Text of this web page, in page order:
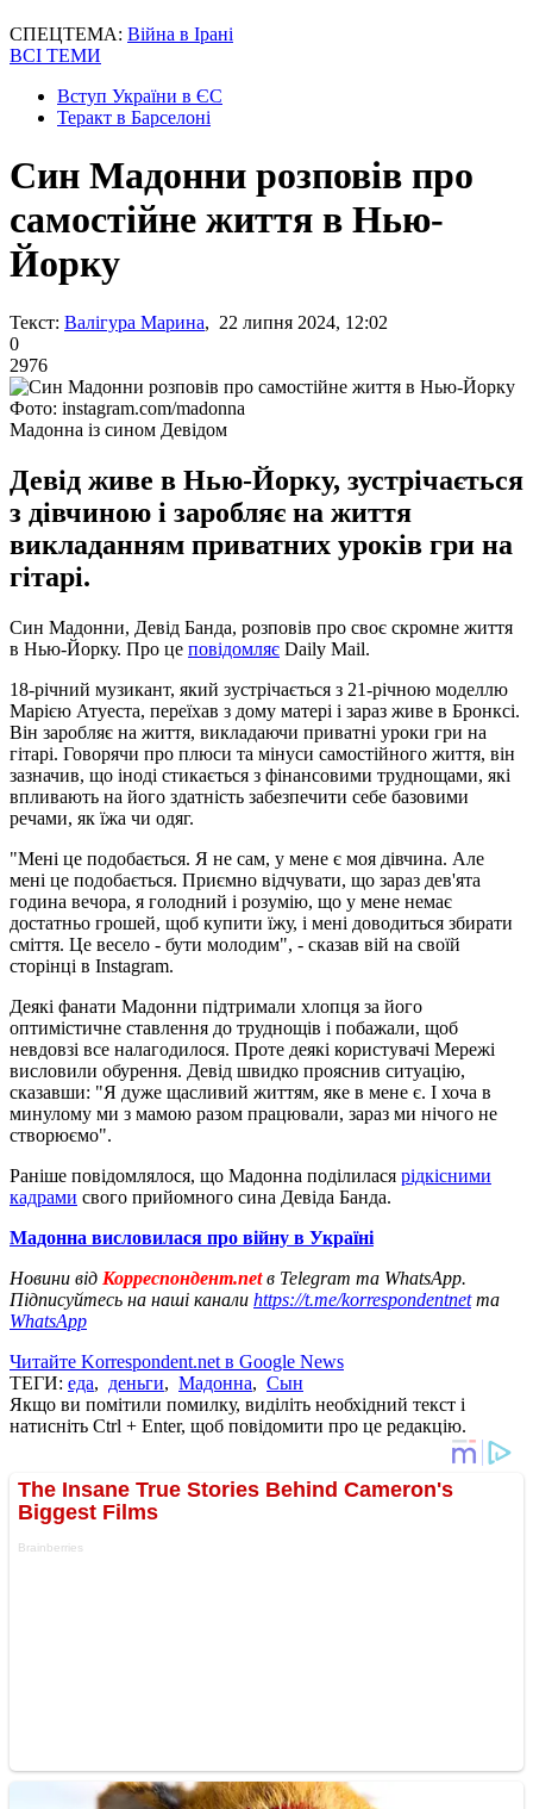
СПЕЦТЕМА: Війна в Ірані
ВСІ ТЕМИ
Вступ України в ЄС
Теракт в Барселоні
Син Мадонни розповів про
самостійне життя в Нью-
Йорку
Текст: Валігура Марина, 22 липня 2024, 12:02
0
2976
Фото: instagram.com/madonna
Мадонна із сином Девідом
Девід живе в Нью-Йорку, зустрічається
з дівчиною і заробляє на життя
викладанням приватних уроків гри на
гітарі.
Син Мадонни, Девід Банда, розповів про своє скромне життя
в Нью-Йорку. Про це повідомляє Daily Mail.
18-річний музикант, який зустрічається з 21-річною моделлю
Марією Атуеста, переїхав з дому матері і зараз живе в Бронксі.
Він заробляє на життя, викладаючи приватні уроки гри на
гітарі. Говорячи про плюси та мінуси самостійного життя, він
зазначив, що іноді стикається з фінансовими труднощами, які
впливають на його здатність забезпечити себе базовими
речами, як їжа чи одяг.
"Мені це подобається. Я не сам, у мене є моя дівчина. Але
мені це подобається. Приємно відчувати, що зараз дев'ята
година вечора, я голодний і розумію, що у мене немає
достатньо грошей, щоб купити їжу, і мені доводиться збирати
сміття. Це весело - бути молодим", - сказав вій на своїй
сторінці в Instagram.
Деякі фанати Мадонни підтримали хлопця за його
оптимістичне ставлення до труднощів і побажали, щоб
невдовзі все налагодилося. Проте деякі користувачі Мережі
висловили обурення. Девід швидко прояснив ситуацію,
сказавши: "Я дуже щасливий життям, яке в мене є. І хоча в
минулому ми з мамою разом працювали, зараз ми нічого не
створюємо".
Раніше повідомлялося, що Мадонна поділилася рідкісними
кадрами свого прийомного сина Девіда Банда.
Мадонна висловилася про війну в Україні
Новини від Корреспондент.netв Telegram та WhatsApp.
Підписуйтесь на наші канали https://t.me/korrespondentnetта
WhatsApp
Читайте Korrespondent.net в Google News
ТЕГИ: еда, деньги, Мадонна, Сын
Якщо ви помітили помилку, виділіть необхідний текст і
натисніть Ctrl + Enter, щоб повідомити про це редакцію.